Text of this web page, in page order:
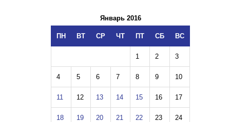
Январь 2016
ПН ВТ СР ЧТ ПТ СБ ВС
1 2 3
4 5 6 7 8 9 10
11 12 13 14 15 16 17
18 19 20 21 22 23 24